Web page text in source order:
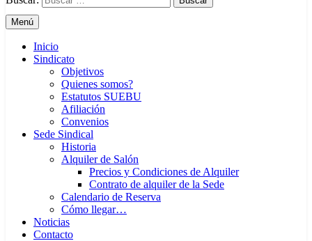
Menú
Inicio
Sindicato
Objetivos
Quienes somos?
Estatutos SUEBU
Afiliación
Convenios
Sede Sindical
Historia
Alquiler de Salón
Precios y Condiciones de Alquiler
Contrato de alquiler de la Sede
Calendario de Reserva
Cómo llegar…
Noticias
Contacto